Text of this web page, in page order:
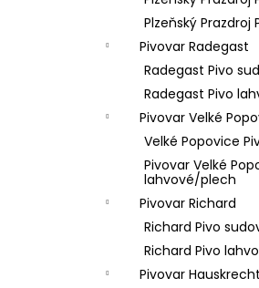
Plzeňský Prazdroj
Pivovar Radegast
Radegast Pivo
Radegast Pivo
Pivovar Velké
Velké Popovice
Pivovar Velké
lahvové/plech
Pivovar Richard
Richard Pivo
Richard Pivo
Pivovar Hauskrecht
RICHARD SVĚTÁK -